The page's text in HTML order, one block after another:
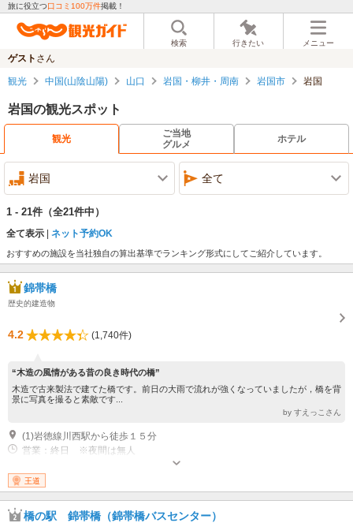
旅に役立つ口コミ100万件掲載！
検索 行きたい メニュー
ゲスト さん
観光 中国(山陰山陽) 山口 岩国・柳井・周南 岩国市 岩国
岩国の観光スポット
観光
ご当地
グルメ
ホテル
岩国 全て
1 - 21件 （全21件中）
全て表示 ネット予約OK
おすすめの施設を当社独自の算出基準でランキング形式にしてご紹介しています。
錦帯橋
歴史的建造物
4.2 (1,740件)
“木造の風情がある昔の良き時代の橋”
木造で古来製法で建てた橋です。前日の大雨で流れが強くなっていましたが，橋を背
景に写真を撮ると素敵です...
by すえっこさん
(1)岩徳線川西駅から徒歩１５分
営業：終日 ※夜間は無人
王道
橋の駅 錦帯橋（錦帯橋バスセンター）